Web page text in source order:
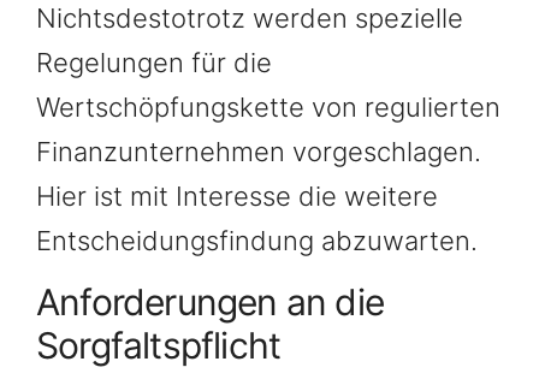
Nichtsdestotrotz werden spezielle
Regelungen für die
Wertschöpfungskette von regulierten
Finanzunternehmen vorgeschlagen.
Hier ist mit Interesse die weitere
Entscheidungsfindung abzuwarten.
Anforderungen an die
Sorgfaltspflicht